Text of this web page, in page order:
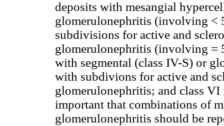
deposits with mesangial
glomerulonephritis (involving <
subdivisions for active and
glomerulonephritis (involving =
with segmental (class IV-S) or
with subdivions for active and
glomerulonephritis; and class
important that combinations of
glomerulonephritis should be